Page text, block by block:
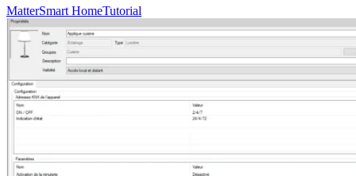
MatterSmart HomeTutorial